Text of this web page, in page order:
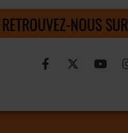
RETROUVEZ-NOUS SUR